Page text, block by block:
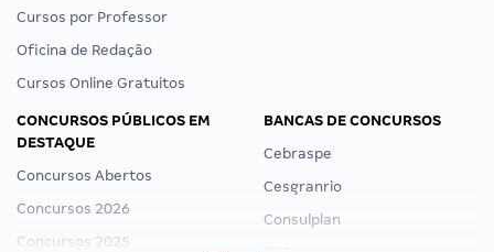
Cursos por Professor
Oficina de Redação
Cursos Online Gratuitos
CONCURSOS PÚBLICOS EM
DESTAQUE
Concursos Abertos
Concursos 2026
Concursos 2025
BANCAS DE CONCURSOS
Cebraspe
Cesgranrio
Consulplan